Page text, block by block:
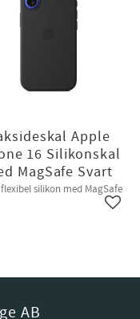
Apple
16 Silikonskal
MagSafe Svart
silikon med MagSafe
AB